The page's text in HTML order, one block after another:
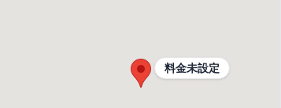
料金未設定